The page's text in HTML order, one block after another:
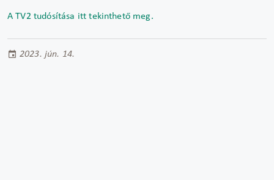
A TV2 tudósítása itt tekinthető meg.
2023. jún. 14.